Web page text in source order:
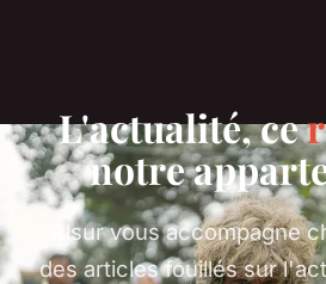
L'actualité, ce
notre
Alsur vous accompagne
des articles fouillés sur